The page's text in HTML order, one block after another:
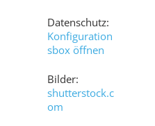
Datenschutz:
Konfiguration
sbox öffnen
Bilder:
shutterstock.c
om